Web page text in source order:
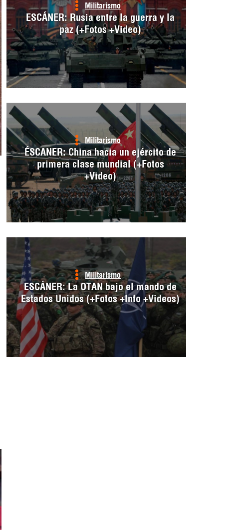
Militarismo
ESCÁNER: Rusia entre la guerra y la
paz (+Fotos +Video)
Militarismo
ÉSCANER: China hacia un ejército de
primera clase mundial (+Fotos
+Video)
Militarismo
ESCÁNER: La OTAN bajo el mando de
Estados Unidos (+Fotos +Info +Videos)